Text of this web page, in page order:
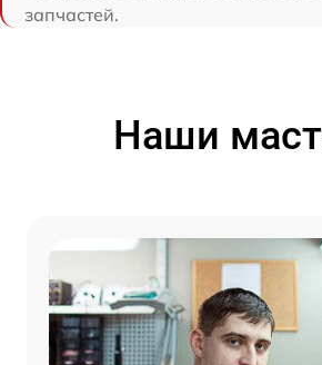
запчастей.
Наши